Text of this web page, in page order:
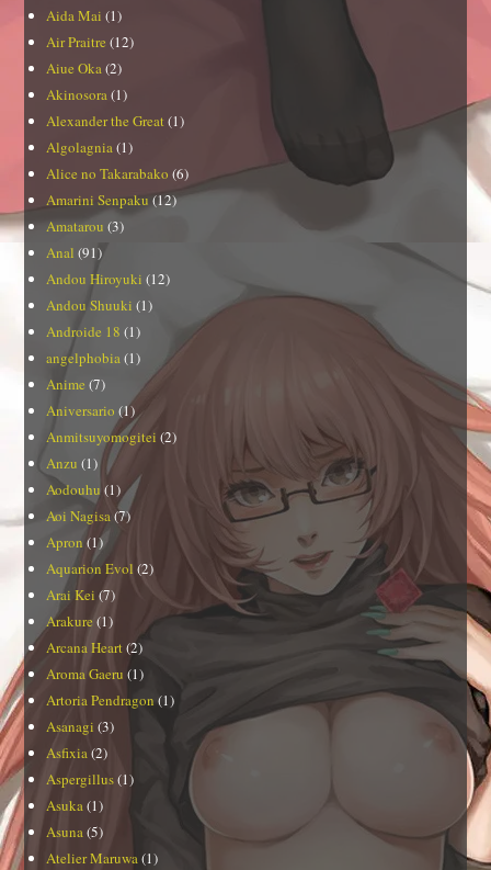
Aida Mai (1)
Air Praitre (12)
Aiue Oka(2)
Akinosora(1)
Alexander the Great (1)
Algolagnia(1)
Alice no Takarabako (6)
Amarini Senpaku (12)
Amatarou (3)
Anal (91)
Andou Hiroyuki (12)
Andou Shuuki (1)
Androide 18 (1)
angelphobia(1)
Anime (7)
Aniversario (1)
Anmitsuyomogitei (2)
Anzu (1)
Aodouhu (1)
Aoi Nagisa(7)
Apron (1)
Aquarion Evol (2)
Arai Kei (7)
Arakure(1)
Arcana Heart(2)
Aroma Gaeru (1)
Artoria Pendragon (1)
Asanagi (3)
Asfixia(2)
Aspergillus(1)
Asuka(1)
Asuna(5)
Atelier Maruwa(1)